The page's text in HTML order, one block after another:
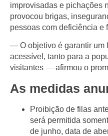
improvisadas e pichações
provocou brigas,
pessoas com deficiência e
— O objetivo é garantir um
acessível, tanto para a
visitantes — afirmou o
As medidas
Proibição de filas
será permitida
de junho, data de